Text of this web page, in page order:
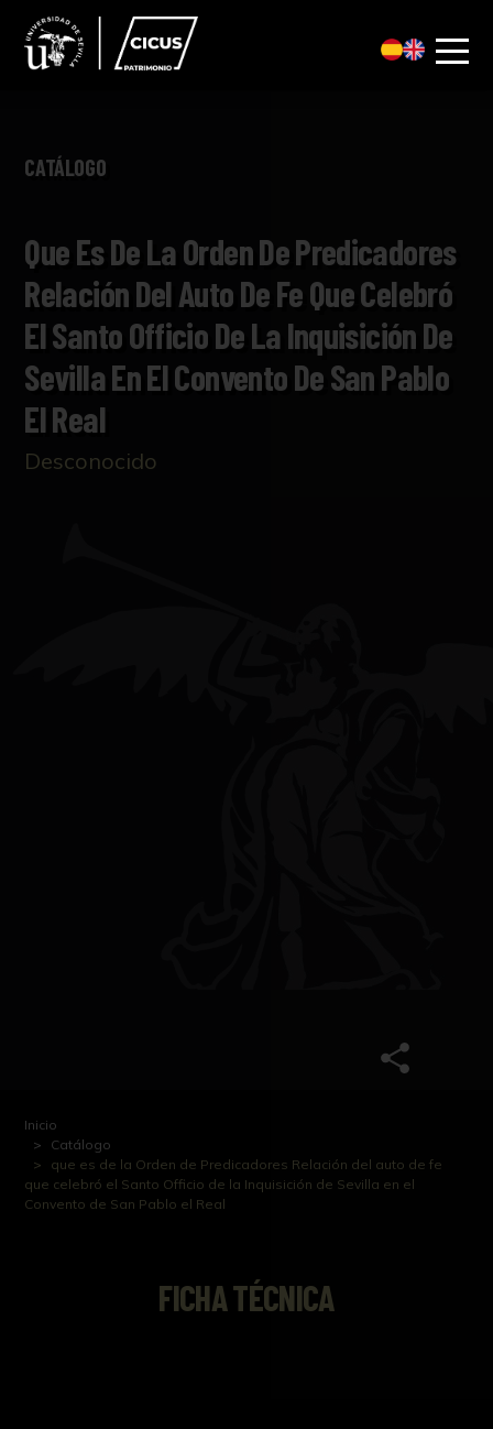
CATÁLOGO
Que Es De La Orden De Predicadores
Relación Del Auto De Fe Que Celebró
El Santo Officio De La Inquisición De
Sevilla En El Convento De San Pablo
El Real
Desconocido
Inicio
Catálogo
que es de la Orden de Predicadores Relación del auto de fe
que celebró el Santo Officio de la Inquisición de Sevilla en el
Convento de San Pablo el Real
FICHA TÉCNICA